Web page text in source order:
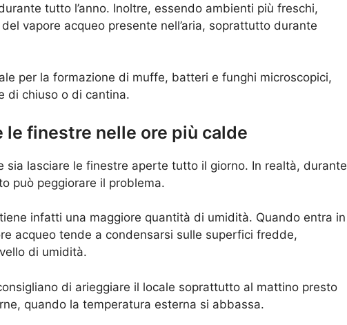
tutto l’anno. Inoltre, essendo ambienti più freschi,
vapore acqueo presente nell’aria, soprattutto durante
per la formazione di muffe, batteri e funghi microscopici,
di chiuso o di cantina.
le finestre nelle ore più calde
sia lasciare le finestre aperte tutto il giorno. In realtà, durante
può peggiorare il problema.
infatti una maggiore quantità di umidità. Quando entra in
acqueo tende a condensarsi sulle superfici fredde,
di umidità.
di arieggiare il locale soprattutto al mattino presto
quando la temperatura esterna si abbassa.